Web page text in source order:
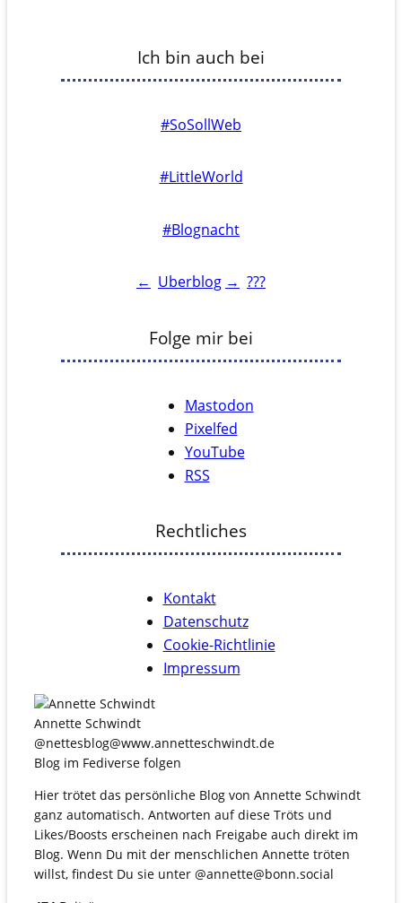
Ich bin auch bei
#SoSollWeb
#LittleWorld
#Blognacht
← Uberblog → ???
Folge mir bei
Mastodon
Pixelfed
YouTube
RSS
Rechtliches
Kontakt
Datenschutz
Cookie-Richtlinie
Impressum
Annette Schwindt
@nettesblog@www.annetteschwindt.de
Blog im Fediverse folgen
Hier trötet das persönliche Blog von Annette Schwindt
ganz automatisch. Antworten auf diese Tröts und
Likes/Boosts erscheinen nach Freigabe auch direkt im
Blog. Wenn Du mit der menschlichen Annette tröten
willst, findest Du sie unter @annette@bonn.social